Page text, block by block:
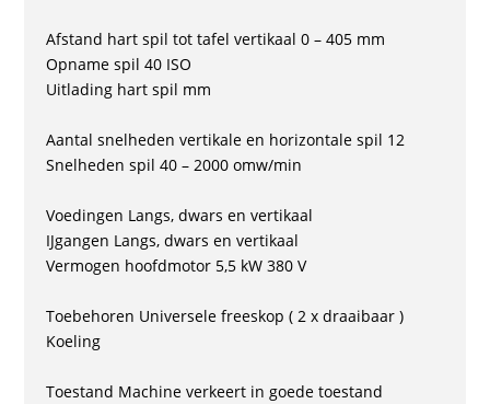
Afstand hart spil tot tafel vertikaal 0 – 405 mm
Opname spil 40 ISO
Uitlading hart spil mm
Aantal snelheden vertikale en horizontale spil 12
Snelheden spil 40 – 2000 omw/min
Voedingen Langs, dwars en vertikaal
IJgangen Langs, dwars en vertikaal
Vermogen hoofdmotor 5,5 kW 380 V
Toebehoren Universele freeskop ( 2 x draaibaar )
Koeling
Toestand Machine verkeert in goede toestand